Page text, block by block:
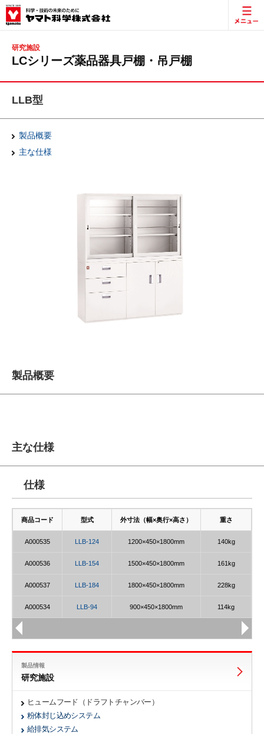
研究施設
LCシリーズ薬品器具戸棚・吊戸棚
LLB型
製品概要
主な仕様
製品概要
主な仕様
仕様
商品コード 型式 外寸法（幅×奥行×高さ） 重さ
A000535 LLB-124 1200×450×1800mm 140kg
A000536 LLB-154 1500×450×1800mm 161kg
A000537 LLB-184 1800×450×1800mm 228kg
A000534 LLB-94 900×450×1800mm 114kg
製品情報
研究施設
ヒュームフード（ドラフトチャンバー）
粉体封じ込めシステム
給排気システム